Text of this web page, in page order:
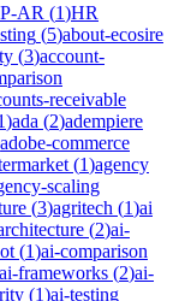
AR (1)HR
(5)about-ecosire
(3)account-
receivable
)ada (2)adempiere
adobe-commerce
(1)agency
scaling
(3)agritech (1)ai
(2)ai-
(1)ai-comparison
ai-frameworks (2)ai-
(1)ai-testing